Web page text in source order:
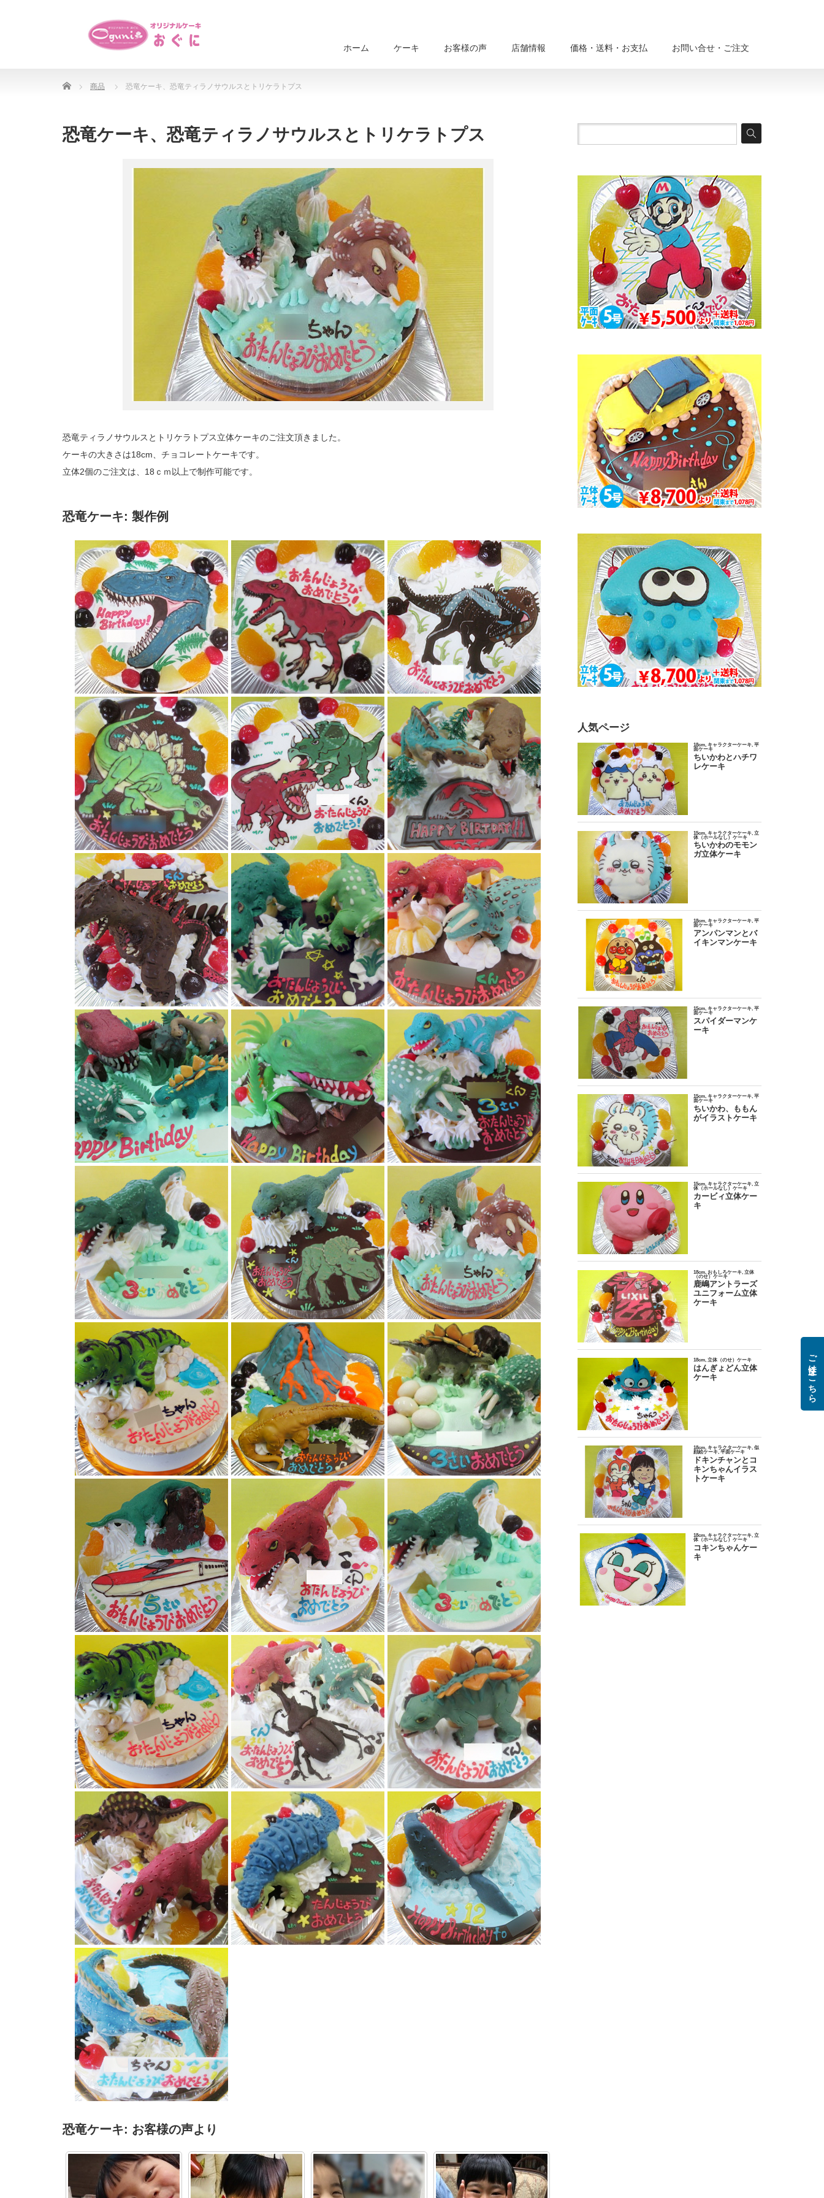
ホーム ケーキ お客様の声 店舗情報 価格・送料・お支払 お問い合せ・ご注文
Home 商品 恐竜ケーキ、恐竜ティラノサウルスとトリケラトプス
恐竜ケーキ、恐竜ティラノサウルスとトリケラトプス
恐竜ティラノサウルスとトリケラトプス立体ケーキのご注文頂きました。
ケーキの大きさは18cm、チョコレートケーキです。
立体2個のご注文は、18ｃｍ以上で制作可能です。
恐竜ケーキ: 製作例
ティラノサウルス顔イラストケーキ ティラノサウルス恐竜ケーキ カルカノドントサウルス恐竜ケーキ
恐竜ステゴザウルスケーキ 恐竜ケーキ ジェラシックパーク恐竜ケーキ
シンゴジラ立体ケーキ ティサノサウルスとトリケラトプス恐竜 恐竜ケーキ
ティラノサウルス恐竜ケーキ 恐竜ケーキ
新幹線こまちと恐竜ブラキオサウルス ティラノサウルス恐竜ケーキ
恐竜ケーキ
ティラノサウルス、トリケラトプス、カブト
ムシ立体ケーキ
恐竜ケーキ: お客様の声より
人気ページ
ご注文はこちら